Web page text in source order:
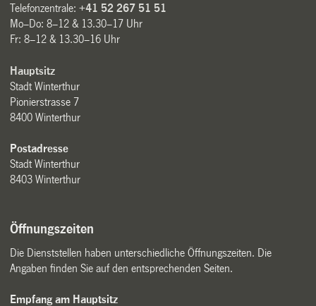
Telefonzentrale:+41 52 267 51 51
Mo–Do: 8–12 & 13.30–17 Uhr
Fr: 8–12 & 13.30–16 Uhr
Hauptsitz
Stadt Winterthur
Pionierstrasse 7
8400 Winterthur
Postadresse
Stadt Winterthur
8403 Winterthur
Öffnungszeiten
Die Dienststellen haben unterschiedliche Öffnungszeiten. Die
Angaben finden Sie auf den entsprechenden Seiten.
Empfang am Hauptsitz